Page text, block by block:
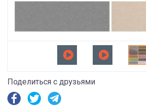
Поделиться с друзьями